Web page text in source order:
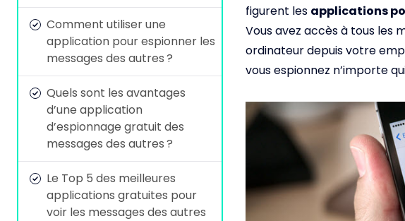
Comment utiliser une
application pour espionner les
messages des autres ?
Quels sont les avantages
d’une application
d’espionnage gratuit des
messages des autres ?
Le Top 5 des meilleures
applications gratuites pour
voir les messages des autres
figurent les applications
Vous avez accès à tous les
ordinateur depuis votre
vous espionnez n’importe